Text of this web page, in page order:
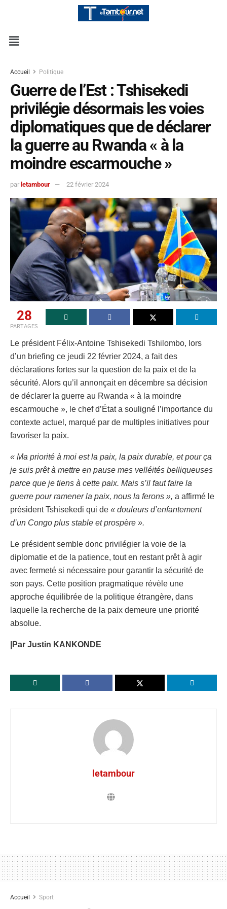
Accueil Politique
Guerre de l’Est : Tshisekedi
privilégie désormais les voies
diplomatiques que de déclarer
la guerre au Rwanda « à la
moindre escarmouche »
par letambour 22 février 2024
28
PARTAGES
Le président Félix-Antoine Tshisekedi Tshilombo, lors
d’un briefing ce jeudi 22 février 2024, a fait des
déclarations fortes sur la question de la paix et de la
sécurité. Alors qu’il annonçait en décembre sa décision
de déclarer la guerre au Rwanda « à la moindre
escarmouche », le chef d’État a souligné l’importance du
contexte actuel, marqué par de multiples initiatives pour
favoriser la paix.
« Ma priorité à moi est la paix, la paix durable, et pour ça
je suis prêt à mettre en pause mes velléités belliqueuses
parce que je tiens à cette paix. Mais s’il faut faire la
guerre pour ramener la paix, nous la ferons », a affirmé le
président Tshisekedi qui de « douleurs d’enfantement
d’un Congo plus stable et prospère ».
Le président semble donc privilégier la voie de la
diplomatie et de la patience, tout en restant prêt à agir
avec fermeté si nécessaire pour garantir la sécurité de
son pays. Cette position pragmatique révèle une
approche équilibrée de la politique étrangère, dans
laquelle la recherche de la paix demeure une priorité
absolue.
|Par Justin KANKONDE
letambour
Accueil Sport